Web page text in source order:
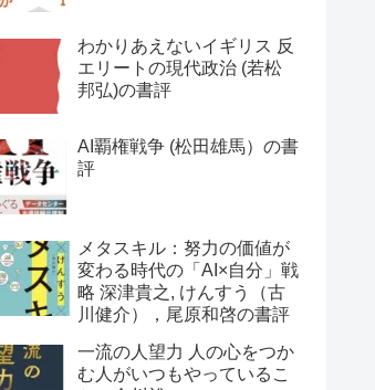
わかりあえないイギリス 反
エリートの現代政治 (若松
邦弘)の書評
AI覇権戦争 (松田雄馬）の書
評
メタスキル：努力の価値が
変わる時代の「AI×自分」戦
略 深津貴之, けんすう（古
川健介），尾原和啓の書評
一流の人望力 人の心をつか
む人がいつもやっているこ